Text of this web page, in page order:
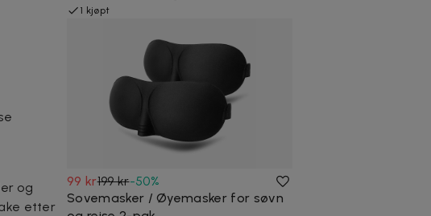
og
etter
1 kjøpt
99 kr199 kr-50%
Sovemasker / Øyemasker for søvn